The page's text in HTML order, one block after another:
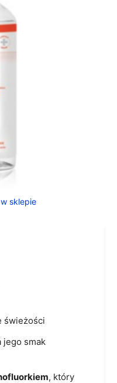
sklepie
, który
świeżości
jego smak